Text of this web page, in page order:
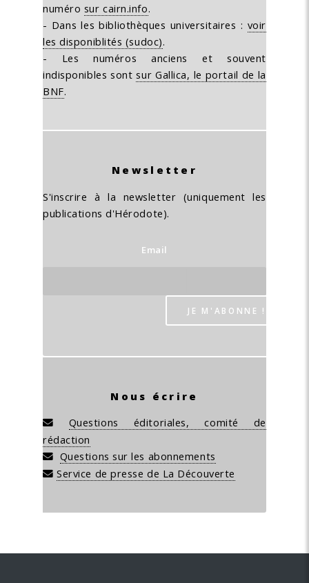
numéro sur cairn.info.
- Dans les bibliothèques universitaires : voir
les disponiblités (sudoc).
- Les numéros anciens et souvent
indisponibles sontsur Gallica, le portail de la
BNF.
Newsletter
S'inscrire à la newsletter (uniquement les
publications d'Hérodote).
Email
Nous écrire
Questions éditoriales, comité de
rédaction
Questions sur les abonnements
Service de presse de La Découverte